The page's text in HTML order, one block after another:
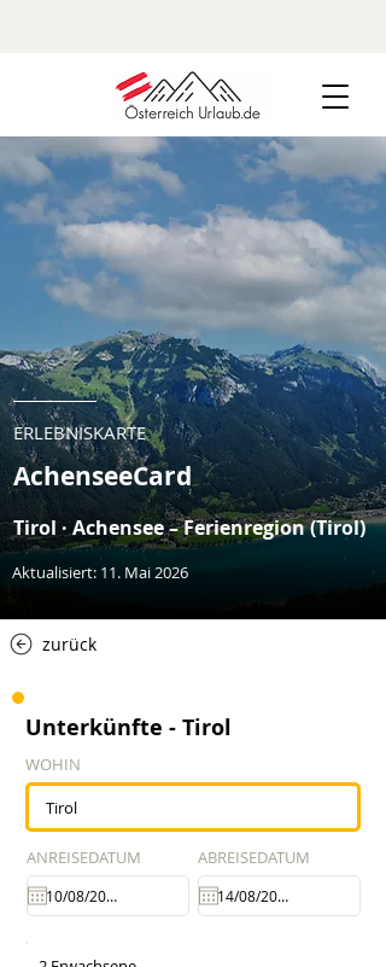
ERLEBNISKARTE
AchenseeCard
Tirol · Achensee – Ferienregion (Tirol)
Aktualisiert: 11. Mai 2026
zurück
Unterkünfte - Tirol
WOHIN
ANREISEDATUM ABREISEDATUM